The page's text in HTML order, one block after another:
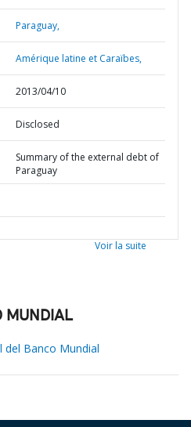
Paraguay,
Amérique latine et Caraïbes,
2013/04/10
Disclosed
Summary of the external debt of
Paraguay
Voir la suite
MUNDIAL
del Banco Mundial